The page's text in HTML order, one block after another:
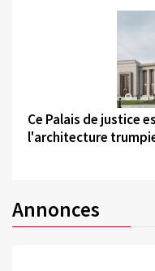
©
Ce Palais de justice
l'architecture
Annonces